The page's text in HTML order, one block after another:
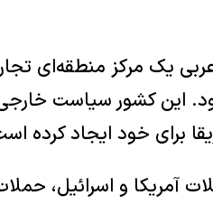
یک مرکز منطقه‌ای
کشور سیاست خارجی
برای خود ایجاد کرده
آمریکا و اسرائیل،